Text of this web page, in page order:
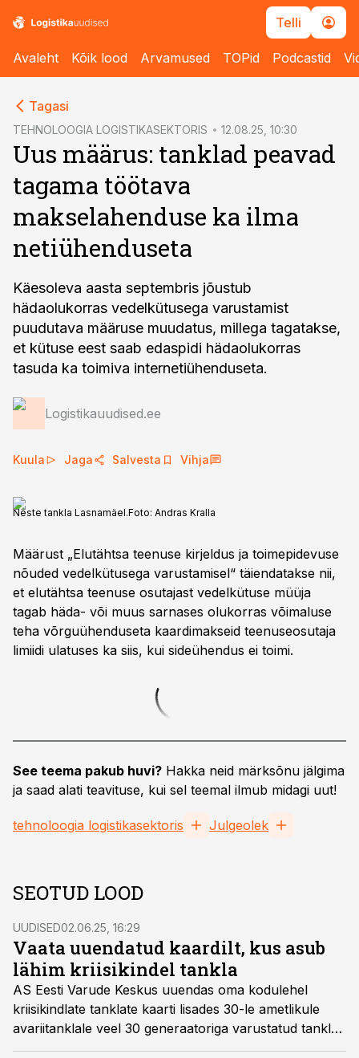
Telli
Avaleht Kõik lood Arvamused TOPid Podcastid
Tagasi
TEHNOLOOGIA LOGISTIKASEKTORIS 12.08.25, 10:30
Uus määrus: tanklad peavad
tagama töötava
makselahenduse ka ilma
netiühenduseta
Käesoleva aasta septembris jõustub
hädaolukorras vedelkütusega varustamist
puudutava määruse muudatus, millega tagatakse,
et kütuse eest saab edaspidi hädaolukorras
tasuda ka toimiva internetiühenduseta.
Logistikauudised.ee
Kuula Jaga Salvesta Vihja
Neste tankla Lasnamäel.Foto: Andras Kralla
Määrust „Elutähtsa teenuse kirjeldus ja toimepidevuse
nõuded vedelkütusega varustamisel“ täiendatakse nii,
et elutähtsa teenuse osutajast vedelkütuse müüja
tagab häda- või muus sarnases olukorras võimaluse
teha võrguühenduseta kaardimakseid teenuseosutaja
limiidi ulatuses ka siis, kui sideühendus ei toimi.
See teema pakub huvi? Hakka neid märksõnu jälgima
ja saad alati teavituse, kui sel teemal ilmub midagi uut!
tehnoloogia logistikasektoris Julgeolek
SEOTUD LOOD
UUDISED02.06.25, 16:29
Vaata uuendatud kaardilt, kus asub
lähim kriisikindel tankla
AS Eesti Varude Keskus uuendas oma kodulehel
kriisikindlate tanklate kaarti lisades 30-le ametlikule
avariitanklale veel 30 generaatoriga varustatud tanklat.
Kokku on Eestis 60 kõrgendatud toimepidevusega